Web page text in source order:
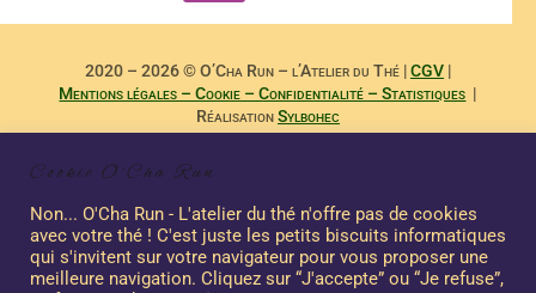
2020 – 2026 © O’Cha Run – l’Atelier du Thé |CGV|
Mentions légales – Cookie – Confidentialité – Statistiques |
RéalisationSylbohec
Photographies deNicole Boubee Photographe
Cookie O'Cha Run
Non... O'Cha Run - L'atelier du thé n'offre pas de cookies
avec votre thé ! C'est juste les petits biscuits informatiques
qui s'invitent sur votre navigateur pour vous proposer une
meilleure navigation. Cliquez sur “J'accepte” ou “Je refuse”,